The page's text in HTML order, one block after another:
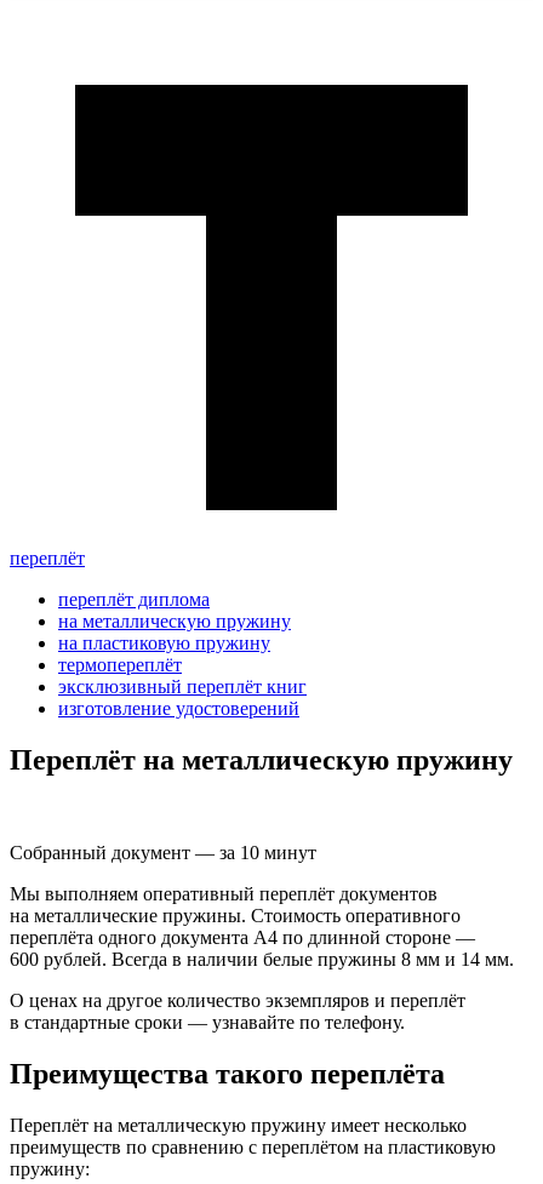
переплёт
переплёт диплома
на металлическую пружину
на пластиковую пружину
термопереплёт
эксклюзивный переплёт книг
изготовление удостоверений
Переплёт на металлическую пружину
Собранный документ — за 10 минут
Мы выполняем оперативный переплёт документов
на металлические пружины. Стоимость оперативного
переплёта одного документа А4 по длинной стороне —
600 рублей. Всегда в наличии белые пружины 8 мм и 14 мм.
О ценах на другое количество экземпляров и переплёт
в стандартные сроки — узнавайте по телефону.
Преимущества такого переплёта
Переплёт на металлическую пружину имеет несколько
преимуществ по сравнению с переплётом на пластиковую
пружину: